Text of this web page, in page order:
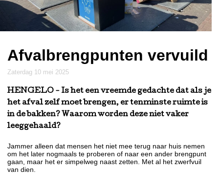
Afvalbrengpunten vervuild
zaterdag 10 mei 2025
HENGELO - Is het een vreemde gedachte dat als je
het afval zelf moet brengen, er tenminste ruimte is
in de bakken? Waarom worden deze niet vaker
leeggehaald?
Jammer alleen dat mensen het niet mee terug naar huis nemen
om het later nogmaals te proberen of naar een ander brengpunt
gaan, maar het er simpelweg naast zetten. Met al het zwerfvuil
van dien.